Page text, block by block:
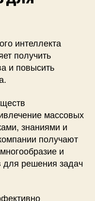
интеллекта
получить
и повысить
массовых
знаниями и
получают
и
для решения задач